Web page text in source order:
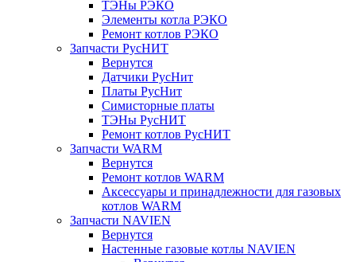
ТЭНы РЭКО
Элементы котла РЭКО
Ремонт котлов РЭКО
Запчасти РусНИТ
Вернутся
Датчики РусНит
Платы РусНит
Симисторные платы
ТЭНы РусНИТ
Ремонт котлов РусНИТ
Запчасти WARM
Вернутся
Ремонт котлов WARM
Аксессуары и принадлежности для газовых
котлов WARM
Запчасти NAVIEN
Вернутся
Настенные газовые котлы NAVIEN